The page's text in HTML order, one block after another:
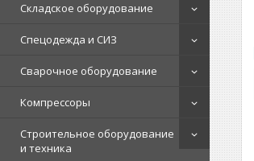
Складское оборудование
Спецодежда и СИЗ
Сварочное оборудование
Компрессоры
Строительное оборудование
и техника